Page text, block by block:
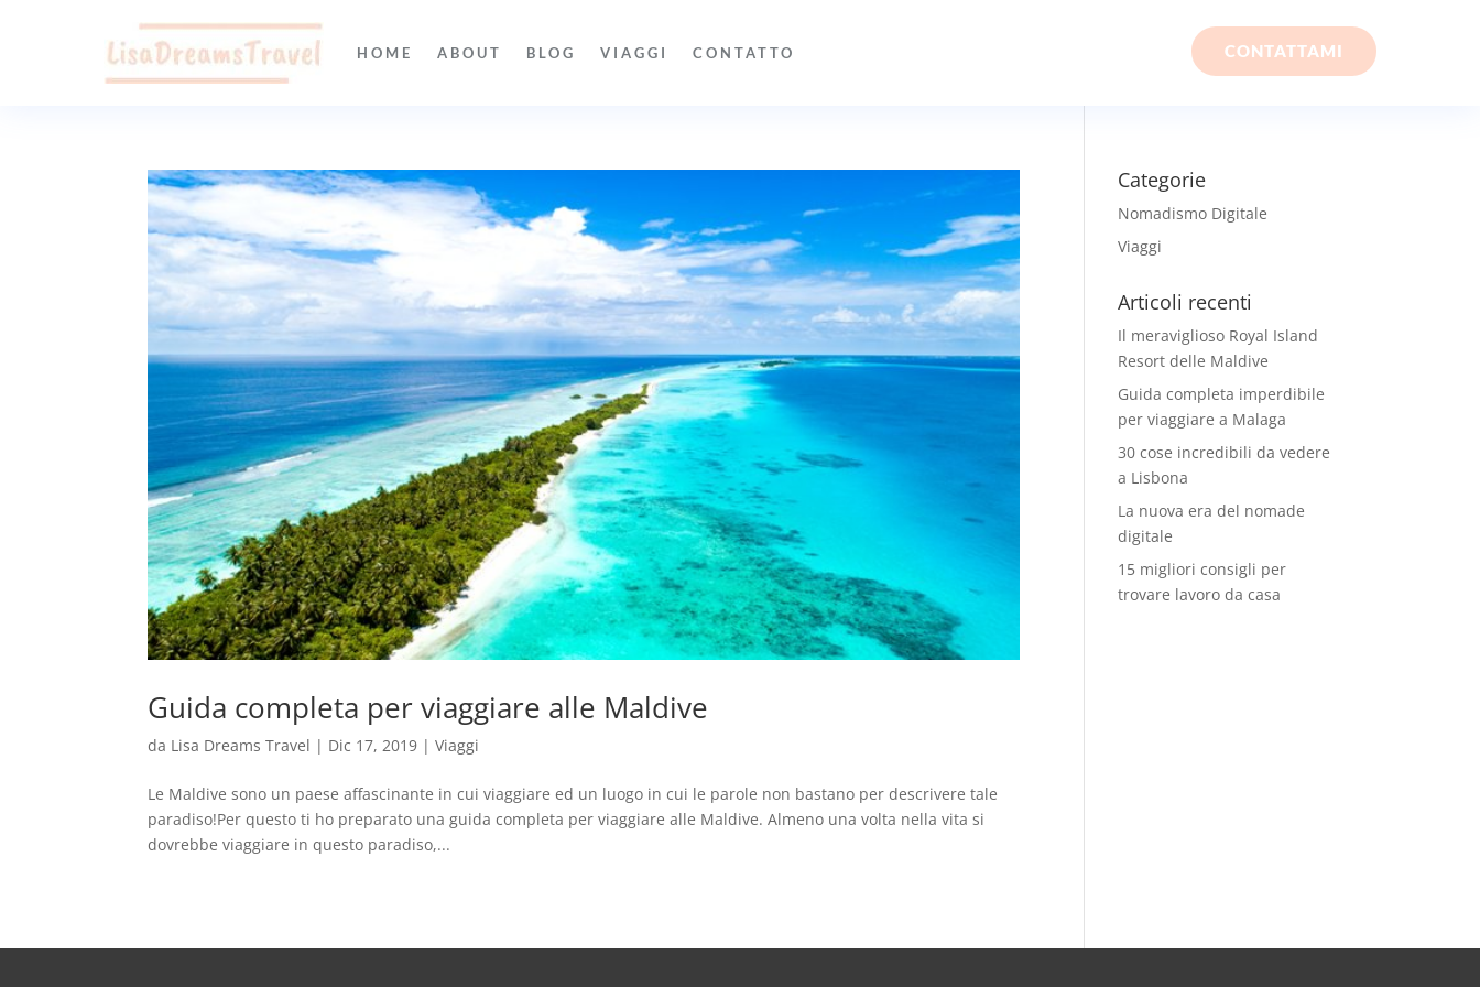
HOME ABOUT BLOG VIAGGI CONTATTO CONTATTAMI
Guida completa per viaggiare alle Maldive
da Lisa Dreams Travel | Dic 17, 2019 |Viaggi
Le Maldive sono un paese affascinante in cui viaggiare ed un luogo in cui le parole non bastano per descrivere tale
paradiso!Per questo ti ho preparato una guida completa per viaggiare alle Maldive. Almeno una volta nella vita si
dovrebbe viaggiare in questo paradiso,...
Categorie
Nomadismo Digitale
Viaggi
Articoli recenti
Il meraviglioso Royal Island
Resort delle Maldive
Guida completa imperdibile
per viaggiare a Malaga
30 cose incredibili da vedere
a Lisbona
La nuova era del nomade
digitale
15 migliori consigli per
trovare lavoro da casa